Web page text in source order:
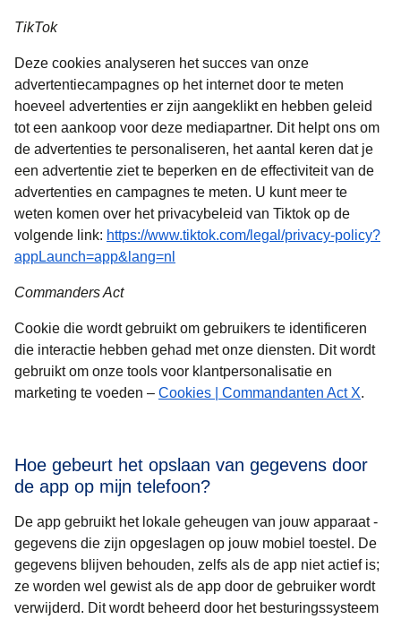
TikTok
Deze cookies analyseren het succes van onze
advertentiecampagnes op het internet door te meten
hoeveel advertenties er zijn aangeklikt en hebben geleid
tot een aankoop voor deze mediapartner. Dit helpt ons om
de advertenties te personaliseren, het aantal keren dat je
een advertentie ziet te beperken en de effectiviteit van de
advertenties en campagnes te meten. U kunt meer te
weten komen over het privacybeleid van Tiktok op de
volgende link: https://www.tiktok.com/legal/privacy-policy?
appLaunch=app&lang=nl
Commanders Act
Cookie die wordt gebruikt om gebruikers te identificeren
die interactie hebben gehad met onze diensten. Dit wordt
gebruikt om onze tools voor klantpersonalisatie en
marketing te voeden – Cookies | Commandanten Act X.
Hoe gebeurt het opslaan van gegevens door
de app op mijn telefoon?
De app gebruikt het lokale geheugen van jouw apparaat -
gegevens die zijn opgeslagen op jouw mobiel toestel. De
gegevens blijven behouden, zelfs als de app niet actief is;
ze worden wel gewist als de app door de gebruiker wordt
verwijderd. Dit wordt beheerd door het besturingssysteem